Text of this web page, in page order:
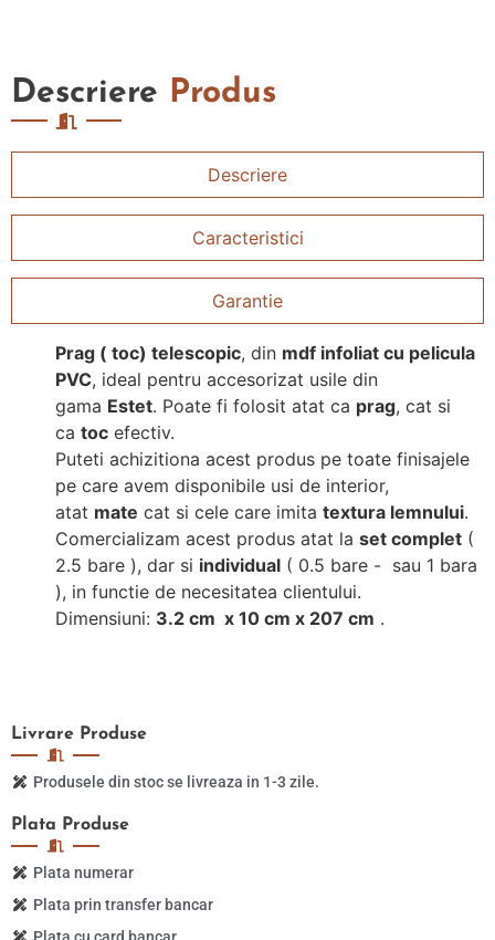
Descriere Produs
Descriere
Caracteristici
Garantie
Prag ( toc) telescopic, din mdf infoliat cu pelicula
PVC, ideal pentru accesorizat usile din
gama Estet. Poate fi folosit atat ca prag, cat si
ca toc efectiv.
Puteti achizitiona acest produs pe toate finisajele
pe care avem disponibile usi de interior,
atat mate cat si cele care imita textura lemnului.
Comercializam acest produs atat la set complet (
2.5 bare ), dar si individual ( 0.5 bare - sau 1 bara
), in functie de necesitatea clientului.
Dimensiuni: 3.2 cm x 10 cm x 207 cm .
Plata Produse
Plata numerar
Plata prin transfer bancar
Plata cu card bancar
Livrare Produse
Produsele din stoc se livreaza in 1-3 zile.